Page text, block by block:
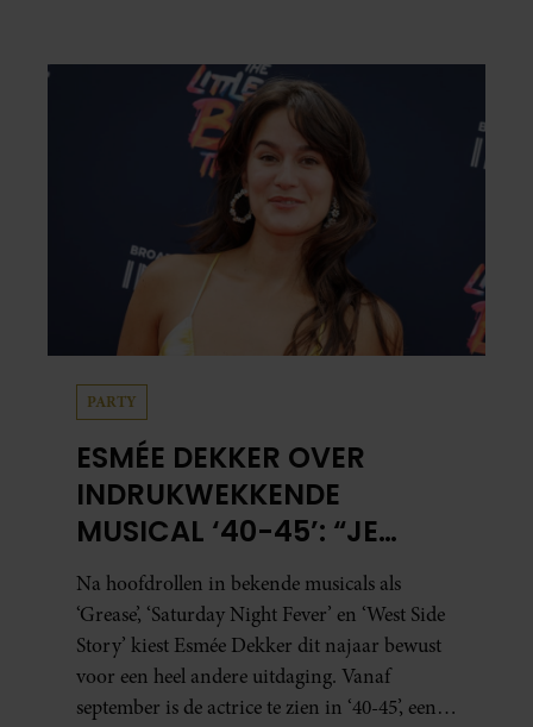
PARTY
ESMÉE DEKKER OVER
INDRUKWEKKENDE
MUSICAL ‘40-45’: “JE
BESEFT INEENS HOE
KOSTBAAR VRIJHEID IS”
Na hoofdrollen in bekende musicals als
‘Grease’, ‘Saturday Night Fever’ en ‘West Side
Story’ kiest Esmée Dekker dit najaar bewust
voor een heel andere uitdaging. Vanaf
september is de actrice te zien in ‘40-45’, een